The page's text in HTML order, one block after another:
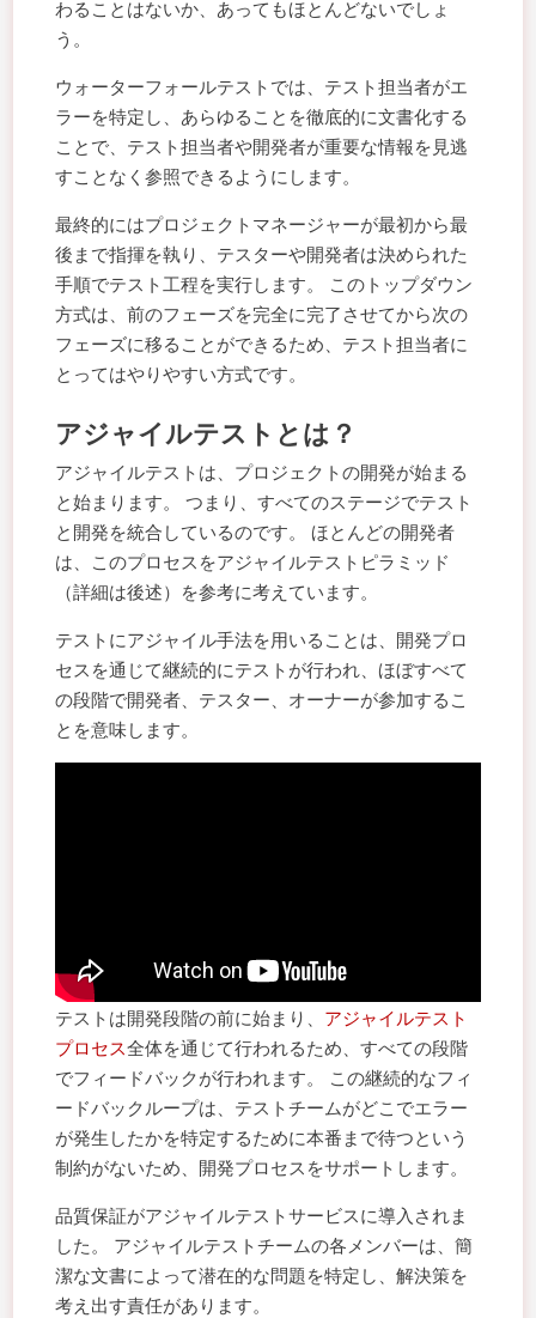
わることはないか、あってもほとんどないでしょ
う。
ウォーターフォールテストでは、テスト担当者がエ
ラーを特定し、あらゆることを徹底的に文書化する
ことで、テスト担当者や開発者が重要な情報を見逃
すことなく参照できるようにします。
最終的にはプロジェクトマネージャーが最初から最
後まで指揮を執り、テスターや開発者は決められた
手順でテスト工程を実行します。 このトップダウン
方式は、前のフェーズを完全に完了させてから次の
フェーズに移ることができるため、テスト担当者に
とってはやりやすい方式です。
アジャイルテストとは？
アジャイルテストは、プロジェクトの開発が始まる
と始まります。 つまり、すべてのステージでテスト
と開発を統合しているのです。 ほとんどの開発者
は、このプロセスをアジャイルテストピラミッド
（詳細は後述）を参考に考えています。
テストにアジャイル手法を用いることは、開発プロ
セスを通じて継続的にテストが行われ、ほぼすべて
の段階で開発者、テスター、オーナーが参加するこ
とを意味します。
テストは開発段階の前に始まり、 アジャイルテスト
プロセス全体を通じて行われるため、すべての段階
でフィードバックが行われます。 この継続的なフィ
ードバックループは、テストチームがどこでエラー
が発生したかを特定するために本番まで待つという
制約がないため、開発プロセスをサポートします。
品質保証がアジャイルテストサービスに導入されま
した。 アジャイルテストチームの各メンバーは、簡
潔な文書によって潜在的な問題を特定し、解決策を
考え出す責任があります。